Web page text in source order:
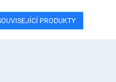
PRODUKTY